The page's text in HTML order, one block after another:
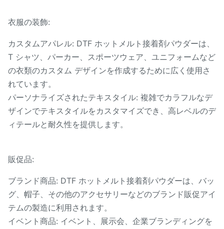
衣服の装飾:
カスタムアパレル: DTF ホットメルト接着剤パウダーは、
T シャツ、パーカー、スポーツウェア、ユニフォームなど
の衣類のカスタム デザインを作成するために広く使用さ
れています。
パーソナライズされたテキスタイル: 複雑でカラフルなデ
ザインでテキスタイルをカスタマイズでき、高レベルのデ
ィテールと耐久性を提供します。
販促品:
ブランド商品: DTF ホットメルト接着剤パウダーは、バッ
グ、帽子、その他のアクセサリーなどのブランド販促アイ
テムの製造に利用されます。
イベント商品: イベント、展示会、企業ブランディングを